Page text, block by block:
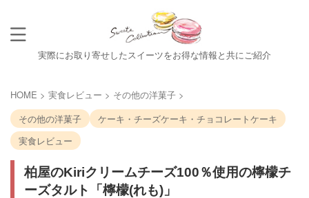
実際にお取り寄せしたスイーツをお得な情報と共にご紹介
HOME > 実食レビュー > その他の洋菓子 >
その他の洋菓子
ケーキ・チーズケーキ・チョコレートケーキ
実食レビュー
柏屋のKiriクリームチーズ100％使用の檸檬チ
ーズタルト「檸檬(れも)」